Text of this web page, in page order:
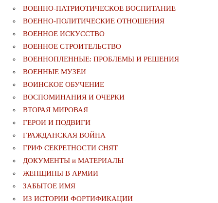
ВОЕННО-ПАТРИОТИЧЕСКОЕ ВОСПИТАНИЕ
ВОЕННО-ПОЛИТИЧЕСКИE ОТНОШЕНИЯ
ВОЕННОЕ ИСКУССТВО
ВОЕННОЕ СТРОИТЕЛЬСТВО
ВОЕННОПЛЕННЫЕ: ПРОБЛЕМЫ И РЕШЕНИЯ
ВОЕННЫЕ МУЗЕИ
ВОИНСКОЕ ОБУЧЕНИЕ
ВОСПОМИНАНИЯ И ОЧЕРКИ
ВТОРАЯ МИРОВАЯ
ГЕРОИ И ПОДВИГИ
ГРАЖДАНСКАЯ ВОЙНА
ГРИФ СЕКРЕТНОСТИ СНЯТ
ДОКУМЕНТЫ и МАТЕРИАЛЫ
ЖЕНЩИНЫ В АРМИИ
ЗАБЫТОЕ ИМЯ
ИЗ ИСТОРИИ ФОРТИФИКАЦИИ